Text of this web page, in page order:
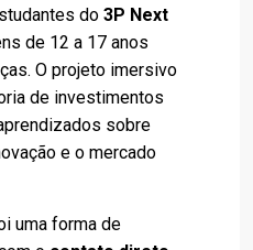
do 3P Next
de 12 a 17 anos
O projeto imersivo
de investimentos
sobre
e o mercado
uma forma de